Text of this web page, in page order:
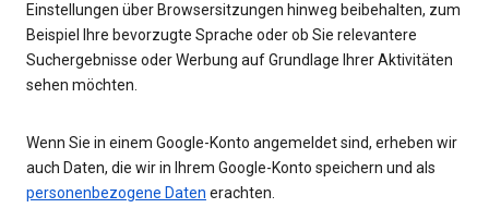
Einstellungen über Browsersitzungen hinweg beibehalten, zum
Beispiel Ihre bevorzugte Sprache oder ob Sie relevantere
Suchergebnisse oder Werbung auf Grundlage Ihrer Aktivitäten
sehen möchten.
Wenn Sie in einem Google-Konto angemeldet sind, erheben wir
auch Daten, die wir in Ihrem Google-Konto speichern und als
personenbezogene Daten erachten.